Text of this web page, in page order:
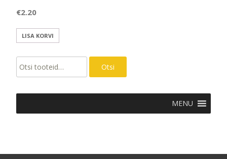
€2.20
LISA KORVI
Otsi: Otsi
MENU